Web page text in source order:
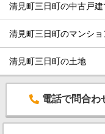
清見町三日町の中古戸建
清見町三日町のマンショ
清見町三日町の土地
電話で問合わ